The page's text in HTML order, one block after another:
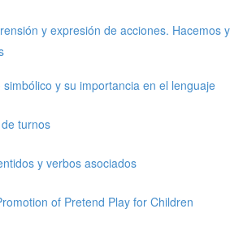
y expresión de acciones. Hacemos y
y su importancia en el lenguaje
turnos
y verbos asociados
of Pretend Play for Children